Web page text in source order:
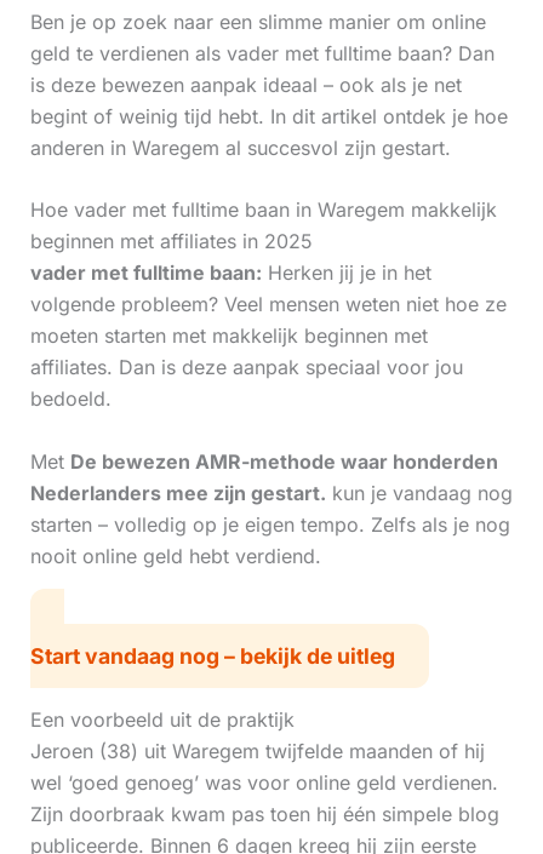
Ben je op zoek naar een slimme manier om online
geld te verdienen als vader met fulltime baan? Dan
is deze bewezen aanpak ideaal – ook als je net
begint of weinig tijd hebt. In dit artikel ontdek je hoe
anderen in Waregem al succesvol zijn gestart.
Hoe vader met fulltime baan in Waregem makkelijk
beginnen met affiliates in 2025
vader met fulltime baan: Herken jij je in het
volgende probleem? Veel mensen weten niet hoe ze
moeten starten met makkelijk beginnen met
affiliates. Dan is deze aanpak speciaal voor jou
bedoeld.
Met De bewezen AMR-methode waar honderden
Nederlanders mee zijn gestart. kun je vandaag nog
starten – volledig op je eigen tempo. Zelfs als je nog
nooit online geld hebt verdiend.
Start vandaag nog – bekijk de uitleg
Een voorbeeld uit de praktijk
Jeroen (38) uit Waregem twijfelde maanden of hij
wel ‘goed genoeg’ was voor online geld verdienen.
Zijn doorbraak kwam pas toen hij één simpele blog
publiceerde. Binnen 6 dagen kreeg hij zijn eerste